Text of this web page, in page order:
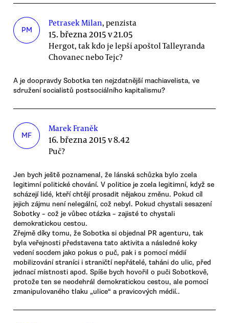
PM
Petrasek Milan, penzista
15. března 2015 v 21.05
Hergot, tak kdo je lepší apoštol Talleyranda
Chovanec nebo Tejc?
A je doopravdy Sobotka ten nejzdatnější machiavelista, ve
sdružení socialistů postsociálního kapitalismu?
MF
Marek Franěk
16. března 2015 v 8.42
Puč?
Jen bych ještě poznamenal, že lánská schůzka bylo zcela
legitimní politické chování. V politice je zcela legitimní, když se
scházejí lidé, kteří chtějí prosadit nějakou změnu. Pokud cíl
jejich zájmu není nelegální, což nebyl. Pokud chystali sesazení
Sobotky – což je vůbec otázka – zajisté to chystali
demokratickou cestou.
Zřejmě díky tomu, že Sobotka si objednal PR agenturu, tak
byla veřejnosti představena tato aktivita a následné koky
vedení socdem jako pokus o puč, pak i s pomocí médií
mobilizování straníci i straničtí nepřátelé, taháni do ulic, před
jednací místnosti apod. Spíše bych hovořil o puči Sobotkově,
protože ten se neodehrál demokratickou cestou, ale pomocí
zmanipulovaného tlaku „ulice“ a pravicových médií..